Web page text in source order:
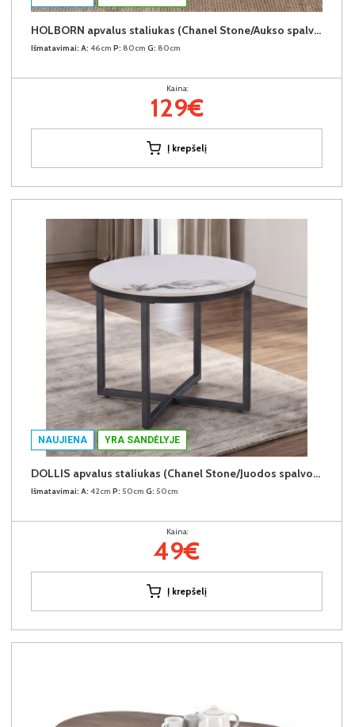
HOLBORN apvalus staliukas (Chanel Stone/Aukso spalvos kojos)
Išmatavimai: A: 46cm P: 80cm G: 80cm
Kaina:
129€
Į krepšelį
NAUJIENA YRA SANDĖLYJE
DOLLIS apvalus staliukas (Chanel Stone/Juodos spalvos kojos)
Išmatavimai: A: 42cm P: 50cm G: 50cm
Kaina:
49€
Į krepšelį